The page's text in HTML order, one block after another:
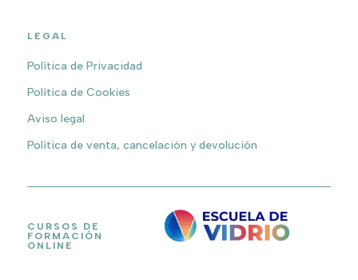
LEGAL
Política de Privacidad
Política de Cookies
Aviso legal
Política de venta, cancelación y devolución
CURSOS DE
FORMACIÓN
ONLINE